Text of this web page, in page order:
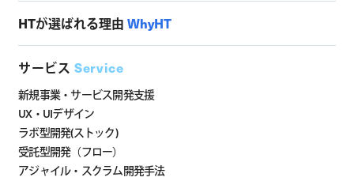
HTが選ばれる理由 WhyHT
サービス Service
新規事業・サービス開発支援
UX・UIデザイン
ラボ型開発(ストック)
受託型開発（フロー）
アジャイル・スクラム開発手法